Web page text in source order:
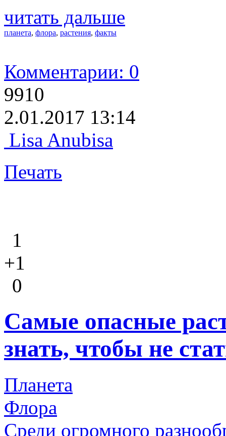
читать дальше
планета, флора, растения, факты
Комментарии: 0
9910
2.01.2017 13:14
Lisa Anubisa
Печать
1
+1
0
Самые опасные
знать, чтобы не
Планета
Флора
Среди огромного